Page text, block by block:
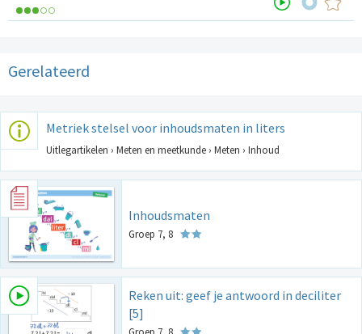
Gerelateerd
Metriek stelsel voor inhoudsmaten in liters
Uitlegartikelen › Meten en meetkunde › Meten › Inhoud
Inhoudsmaten
Groep 7, 8
Reken uit: geef je antwoord in deciliter
[5]